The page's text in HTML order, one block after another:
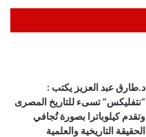
د.طارق عبد العزيز يكتب :
“نتفليكس” تسىء للتاريخ المصرى
وتقدم كيلوباترا بصورة تُجافي
الحقيقة التاريخية والعلمية